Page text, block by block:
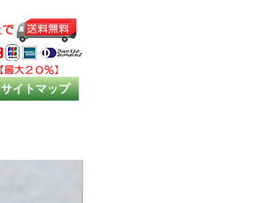
サイトマップ